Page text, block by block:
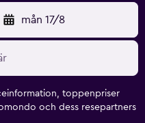
mån 17/8
toppenpriser
och dess resepartners